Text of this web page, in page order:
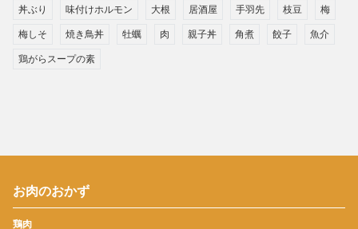
丼ぶり 味付けホルモン 大根 居酒屋 手羽先 枝豆 梅
梅しそ 焼き鳥丼 牡蠣 肉 親子丼 角煮 餃子 魚介
鶏がらスープの素
お肉のおかず
鶏肉